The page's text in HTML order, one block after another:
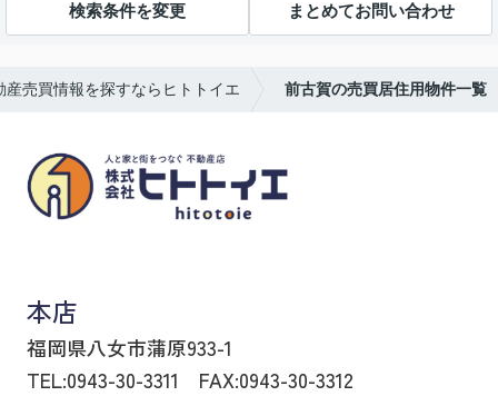
検索条件を変更 まとめてお問い合わせ
売買情報を探すならヒトトイエ 前古賀の売買居住用物件一覧
本店
福岡県八女市蒲原933-1
TEL:0943-30-3311
FAX:0943-30-3312